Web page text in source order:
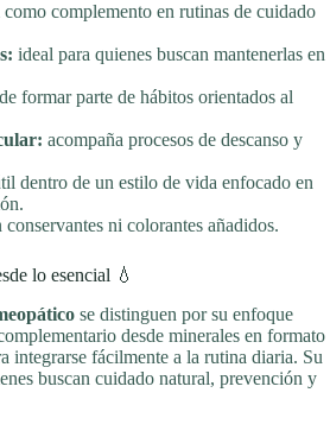
complemento en rutinas de cuidado
ideal para quienes buscan mantenerlas en
formar parte de hábitos orientados al
acompaña procesos de descanso y
dentro de un estilo de vida enfocado en
conservantes ni colorantes añadidos.
lo esencial 💧
se distinguen por su enfoque
desde minerales en formato
integrarse fácilmente a la rutina diaria. Su
buscan cuidado natural, prevención y